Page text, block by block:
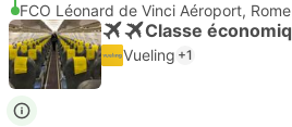
FCO Léonard de Vinci Aéroport, Rome
Vueling +1